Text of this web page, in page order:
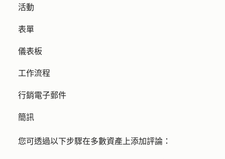
活動
表單
儀表板
工作流程
行銷電子郵件
簡訊
您可透過以下步驟在多數資產上添加評論：